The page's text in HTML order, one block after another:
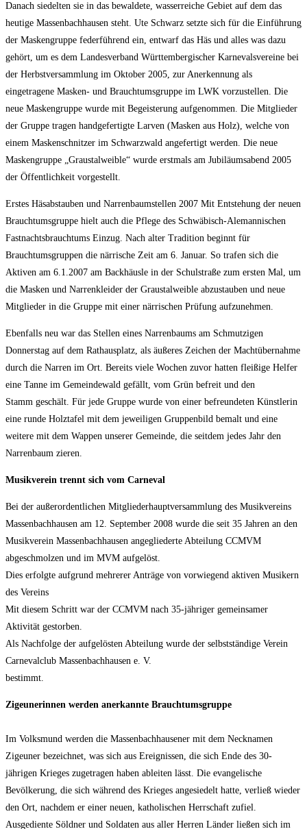
Danach siedelten sie in das bewaldete, wasserreiche Gebiet auf dem das
heutige Massenbachhausen steht. Ute Schwarz setzte sich für die Einführung
der Maskengruppe federführend ein, entwarf das Häs und alles was dazu
gehört, um es dem Landesverband Württembergischer Karnevalsvereine bei
der Herbstversammlung im Oktober 2005, zur Anerkennung als
eingetragene Masken- und Brauchtumsgruppe im LWK vorzustellen. Die
neue Maskengruppe wurde mit Begeisterung aufgenommen. Die Mitglieder
der Gruppe tragen handgefertigte Larven (Masken aus Holz), welche von
einem Maskenschnitzer im Schwarzwald angefertigt werden. Die neue
Maskengruppe „Graustalweible“ wurde erstmals am Jubiläumsabend 2005
der Öffentlichkeit vorgestellt.
Erstes Häsabstauben und Narrenbaumstellen 2007 Mit Entstehung der neuen
Brauchtumsgruppe hielt auch die Pflege des Schwäbisch-Alemannischen
Fastnachtsbrauchtums Einzug. Nach alter Tradition beginnt für
Brauchtumsgruppen die närrische Zeit am 6. Januar. So trafen sich die
Aktiven am 6.1.2007 am Backhäusle in der Schulstraße zum ersten Mal, um
die Masken und Narrenkleider der Graustalweible abzustauben und neue
Mitglieder in die Gruppe mit einer närrischen Prüfung aufzunehmen.
Ebenfalls neu war das Stellen eines Narrenbaums am Schmutzigen
Donnerstag auf dem Rathausplatz, als äußeres Zeichen der Machtübernahme
durch die Narren im Ort. Bereits viele Wochen zuvor hatten fleißige Helfer
eine Tanne im Gemeindewald gefällt, vom Grün befreit und den
Stamm geschält. Für jede Gruppe wurde von einer befreundeten Künstlerin
eine runde Holztafel mit dem jeweiligen Gruppenbild bemalt und eine
weitere mit dem Wappen unserer Gemeinde, die seitdem jedes Jahr den
Narrenbaum zieren.
Musikverein trennt sich vom Carneval
Bei der außerordentlichen Mitgliederhauptversammlung des Musikvereins
Massenbachhausen am 12. September 2008 wurde die seit 35 Jahren an den
Musikverein Massenbachhausen angegliederte Abteilung CCMVM
abgeschmolzen und im MVM aufgelöst.
Dies erfolgte aufgrund mehrerer Anträge von vorwiegend aktiven Musikern
des Vereins
Mit diesem Schritt war der CCMVM nach 35-jähriger gemeinsamer
Aktivität gestorben.
Als Nachfolge der aufgelösten Abteilung wurde der selbstständige Verein
Carnevalclub Massenbachhausen e. V.
bestimmt.
Zigeunerinnen werden anerkannte Brauchtumsgruppe
Im Volksmund werden die Massenbachhausener mit dem Necknamen
Zigeuner bezeichnet, was sich aus Ereignissen, die sich Ende des 30-
jährigen Krieges zugetragen haben ableiten lässt. Die evangelische
Bevölkerung, die sich während des Krieges angesiedelt hatte, verließ wieder
den Ort, nachdem er einer neuen, katholischen Herrschaft zufiel.
Ausgediente Söldner und Soldaten aus aller Herren Länder ließen sich im